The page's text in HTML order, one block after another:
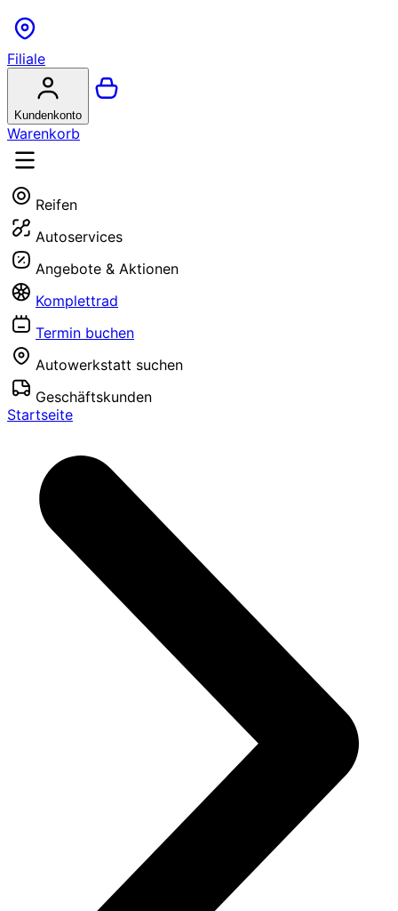
Filiale
Kundenkonto
Warenkorb
Reifen
Autoservices
Angebote & Aktionen
Komplettrad
Termin buchen
Autowerkstatt suchen
Geschäftskunden
Startseite